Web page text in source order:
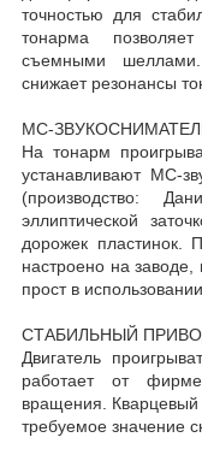
точностью для
тонарма
съемными
снижает резонансы
MC-
На тонарм
устанавливают MC-
(производство:
эллиптической
дорожек пластинок.
настроено на
прост в
СТАБИЛЬНЫЙ
Двигатель
работает от
вращения. Кварцевый
требуемое значение